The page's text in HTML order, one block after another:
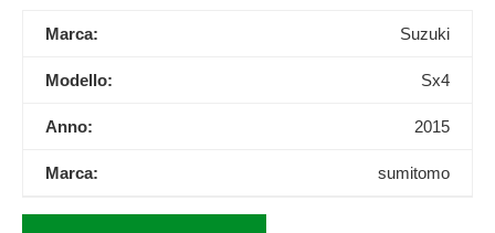
Marca: Suzuki
Modello: Sx4
Anno: 2015
Marca: sumitomo